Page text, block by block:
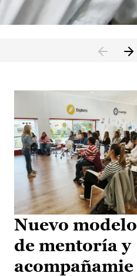
Nuevo modelo
de mentoría y
acompañamie